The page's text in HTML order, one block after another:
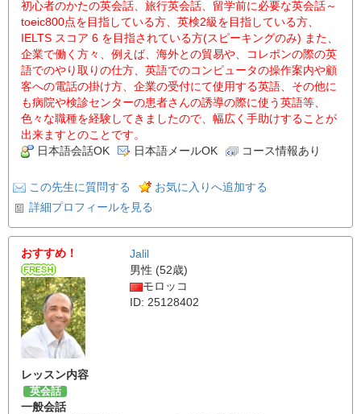
初心者のかたの英会話、旅行英会話、留学前に必要な英会話～
toeic800点を目指している方、英検2級を目指している方、
IELTS スコア 6 を目指されている方(スピーキングのみ) また、
企業で働く方々、例えば、海外との貿易や、コレポンの際の英
語でのやり取りの仕方、英語でのコンピュータの操作案内や顧
客への電話の掛け方、企業の受付にて使用する英語、その他に
も病院や検診センターの患者さんの誘導の際に使う英語等、
色々な職種を経験してきましたので、幅広く手助けすることが
出来ますとのことです。
日本語会話OK
日本語メールOK コース情報あり
この先生に質問する
お気に入りへ追加する
詳細プロフィールを見る
おすすめ！
Jalil
男性 (52歳)
モロッコ
ID: 25128402
レッスン内容
英会話
一般会話